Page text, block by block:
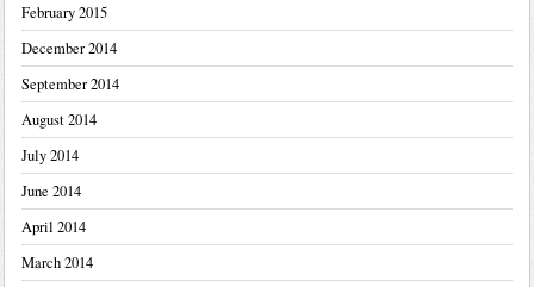
February 2015
December 2014
September 2014
August 2014
July 2014
June 2014
April 2014
March 2014